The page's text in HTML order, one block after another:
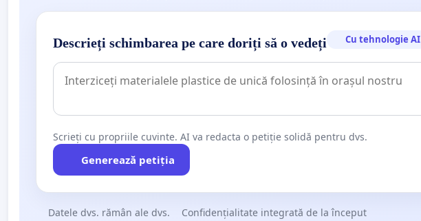
Descrieți schimbarea pe care doriți să o vedeți Cu tehnologie AI
Scrieți cu propriile cuvinte. AI va redacta o petiție solidă pentru dvs.
Generează petiția
Datele dvs. rămân ale dvs. Confidențialitate integrată de la început